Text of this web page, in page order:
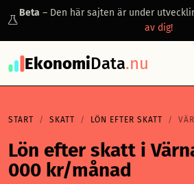
Beta – Den här sajten är under
av dig!
EkonomiData.nu
START SKATT LÖN EFTER SKATT
Lön efter skatt i
000 kr/månad